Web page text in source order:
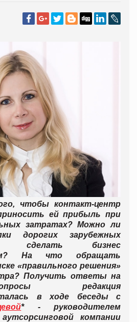
чтобы контакт-центр
ей прибыль при
затратах?Можно ли
дорогих зарубежных
сделать бизнес
На что обращать
«правильного решения»
Получить ответы на
редакция
в ходе беседы с
* - руководителем
компании